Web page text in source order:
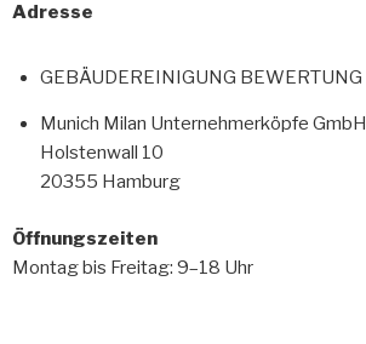
Adresse
GEBÄUDEREINIGUNG BEWERTUNG
Munich Milan Unternehmerköpfe GmbH
Holstenwall 10
20355 Hamburg
Öffnungszeiten
Montag bis Freitag: 9–18 Uhr